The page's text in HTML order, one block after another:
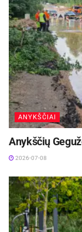
ANYKŠČIAI
Anykščių
2026-07-08